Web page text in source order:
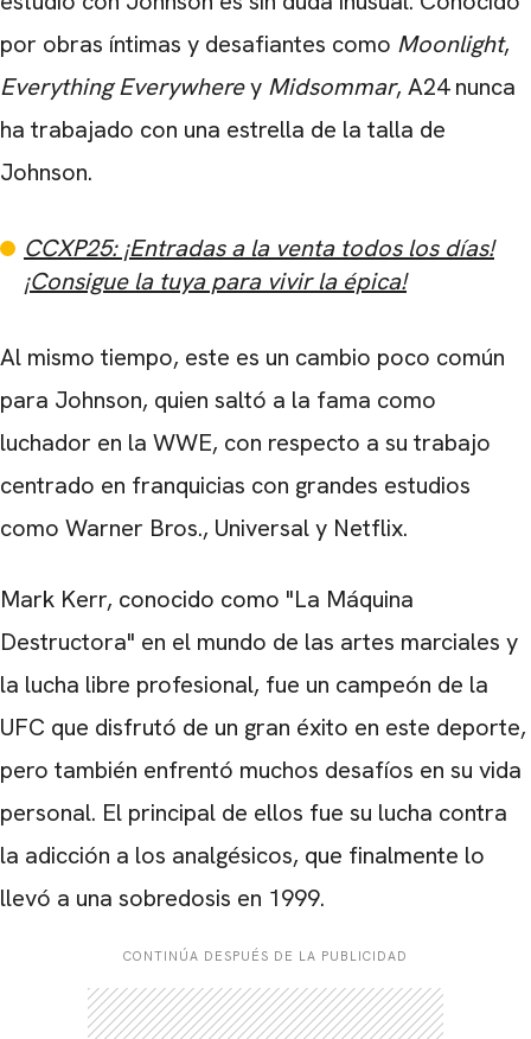
por obras íntimas y desafiantes como Moonlight,
Everything Everywherey Midsommar, A24 nunca
ha trabajado con una estrella de la talla de
Johnson.
CCXP25: ¡Entradas a la venta todos los días!
¡Consigue la tuya para vivir la épica!
Al mismo tiempo, este es un cambio poco común
para Johnson, quien saltó a la fama como
luchador en la WWE, con respecto a su trabajo
centrado en franquicias con grandes estudios
como Warner Bros., Universal y Netflix.
Mark Kerr, conocido como "La Máquina
Destructora" en el mundo de las artes marciales y
la lucha libre profesional, fue un campeón de la
UFC que disfrutó de un gran éxito en este deporte,
pero también enfrentó muchos desafíos en su vida
personal. El principal de ellos fue su lucha contra
la adicción a los analgésicos, que finalmente lo
llevó a una sobredosis en 1999.
CONTINÚA DESPUÉS DE LA PUBLICIDAD